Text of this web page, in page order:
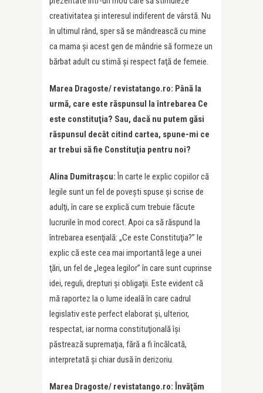
creativitatea şi interesul indiferent de vârstă. Nu
în ultimul rând, sper să se mândrească cu mine
ca mama şi acest gen de mândrie să formeze un
bărbat adult cu stimă şi respect faţă de femeie.
Marea Dragoste/ revistatango.ro: Până la
urmă, care este răspunsul la întrebarea Ce
este constituţia? Sau, dacă nu putem găsi
răspunsul decât citind cartea, spune-mi ce
ar trebui să fie Constituţia pentru noi?
Alina Dumitraşcu:În carte le explic copiilor că
legile sunt un fel de poveşti spuse şi scrise de
adulţi, în care se explică cum trebuie făcute
lucrurile în mod corect. Apoi ca să răspund la
întrebarea esenţială: „Ce este Constituţia?” le
explic că este cea mai importantă lege a unei
ţări, un fel de „legea legilor” în care sunt cuprinse
idei, reguli, drepturi şi obligaţii. Este evident că
mă raportez la o lume ideală în care cadrul
legislativ este perfect elaborat şi, ulterior,
respectat, iar norma constituţională îşi
păstrează supremaţia, fără a fi încălcată,
interpretată şi chiar dusă în derizoriu.
Marea Dragoste/ revistatango.ro: Învăţăm